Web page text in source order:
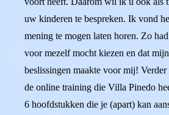
uw kinderen te bespreken. Ik vond
mening te mogen laten horen. Zo
voor mezelf mocht kiezen en dat
beslissingen maakte voor mij!
de online training die Villa Pinedo
6 hoofdstukken die je (apart) kan